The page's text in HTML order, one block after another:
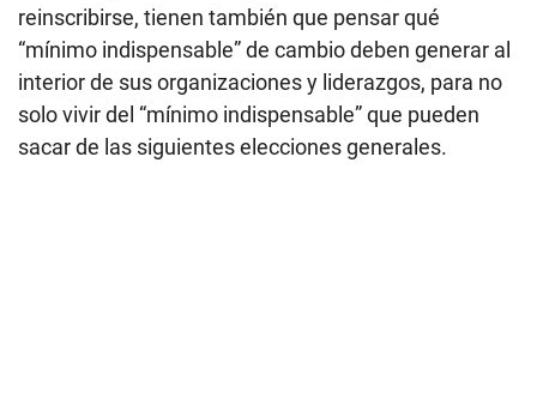
reinscribirse, tienen también que pensar qué
“mínimo indispensable” de cambio deben generar al
interior de sus organizaciones y liderazgos, para no
solo vivir del “mínimo indispensable” que pueden
sacar de las siguientes elecciones generales.